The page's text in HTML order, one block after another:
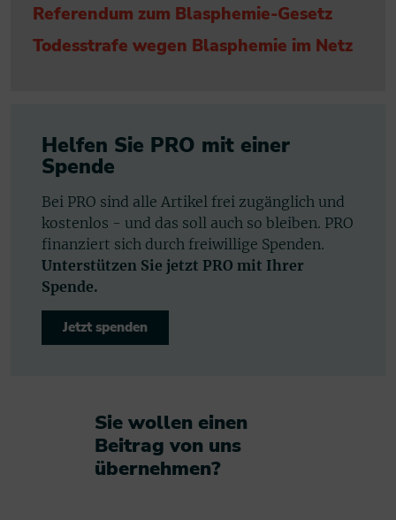
Referendum zum Blasphemie-Gesetz
Todesstrafe wegen Blasphemie im Netz
Helfen Sie PRO mit einer
Spende
Bei PRO sind alle Artikel frei zugänglich und
kostenlos - und das soll auch so bleiben. PRO
finanziert sich durch freiwillige Spenden.
Unterstützen Sie jetzt PRO mit Ihrer
Spende.
Jetzt spenden
Sie wollen einen
Beitrag von uns
übernehmen?​